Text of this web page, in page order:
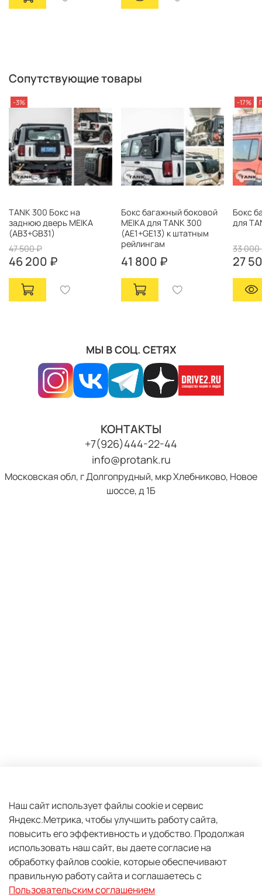
Сопутствующие товары
-3%
TANK 300 Бокс на
заднюю дверь MEIKA
(AB3+GB31)
47 500 ₽
46 200 ₽
Бокс багажный боковой
MEIKA для TANK 300
(AE1+GE13) к штатным
рейлингам
41 800 ₽
-17%
Бокс
для
33 000
27
МЫ В СОЦ. СЕТЯХ
КОНТАКТЫ
+7(926)444-22-44
info@protank.ru
Московская обл, г Долгопрудный, мкр Хлебниково, Новое
шоссе, д 1Б
Пользовательское соглашение
Условия обмена и возврата
Плати частями
Обратная связь
2026 - Центр экспедиционной подготовки "PRO TANK"
Наш сайт использует файлы cookie и сервис
Яндекс.Метрика, чтобы улучшить работу сайта,
повысить его эффективность и удобство. Продолжая
использовать наш сайт, вы даете согласие на
обработку файлов cookie, которые обеспечивают
правильную работу сайта и соглашаетесь с
Пользовательским соглашением